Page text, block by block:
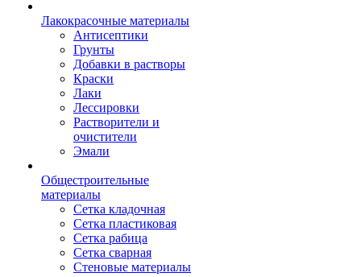
Лакокрасочные материалы
Антисептики
Грунты
Добавки в растворы
Краски
Лаки
Лессировки
Растворители и
очистители
Эмали
Общестроительные
материалы
Сетка кладочная
Сетка пластиковая
Сетка рабица
Сетка сварная
Стеновые материалы